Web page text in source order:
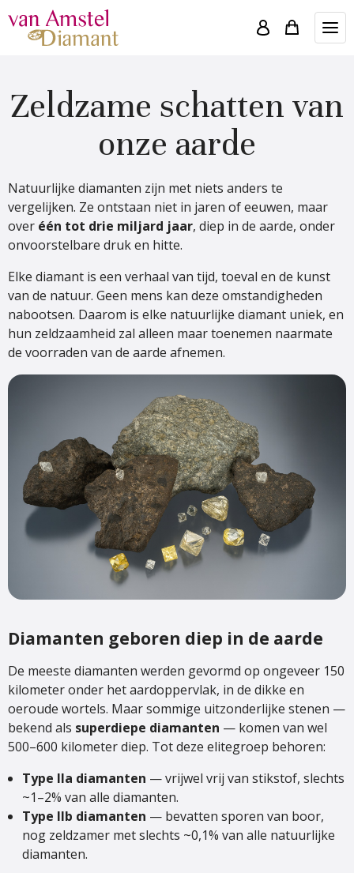
Zeldzame schatten van
onze aarde
Natuurlijke diamanten zijn met niets anders te
vergelijken. Ze ontstaan niet in jaren of eeuwen, maar
over één tot drie miljard jaar, diep in de aarde, onder
onvoorstelbare druk en hitte.
Elke diamant is een verhaal van tijd, toeval en de kunst
van de natuur. Geen mens kan deze omstandigheden
nabootsen. Daarom is elke natuurlijke diamant uniek, en
hun zeldzaamheid zal alleen maar toenemen naarmate
de voorraden van de aarde afnemen.
Diamanten geboren diep in de aarde
De meeste diamanten werden gevormd op ongeveer 150
kilometer onder het aardoppervlak, in de dikke en
oeroude wortels. Maar sommige uitzonderlijke stenen —
bekend als superdiepe diamanten — komen van wel
500–600 kilometer diep. Tot deze elitegroep behoren:
Type IIa diamanten — vrijwel vrij van stikstof, slechts
~1–2% van alle diamanten.
Type IIb diamanten — bevatten sporen van boor,
nog zeldzamer met slechts ~0,1% van alle natuurlijke
diamanten.